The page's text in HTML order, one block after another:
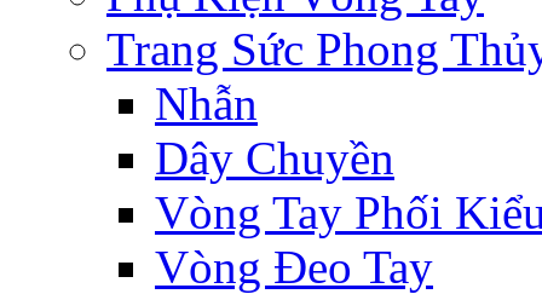
Trang Sức Phong
Nhẫn
Dây Chuyền
Vòng Tay Phối
Vòng Đeo Tay